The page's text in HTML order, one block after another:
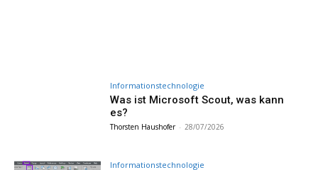
Informationstechnologie
Was ist Microsoft Scout, was kann
es?
Thorsten Haushofer - 28/07/2026
Informationstechnologie